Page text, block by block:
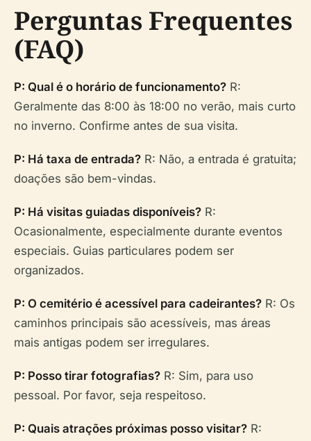
Perguntas Frequentes
(FAQ)
P: Qual é o horário de funcionamento? R:
Geralmente das 8:00 às 18:00 no verão, mais curto
no inverno. Confirme antes de sua visita.
P: Há taxa de entrada? R: Não, a entrada é gratuita;
doações são bem-vindas.
P: Há visitas guiadas disponíveis? R:
Ocasionalmente, especialmente durante eventos
especiais. Guias particulares podem ser
organizados.
P: O cemitério é acessível para cadeirantes? R: Os
caminhos principais são acessíveis, mas áreas
mais antigas podem ser irregulares.
P: Posso tirar fotografias? R: Sim, para uso
pessoal. Por favor, seja respeitoso.
P: Quais atrações próximas posso visitar? R: